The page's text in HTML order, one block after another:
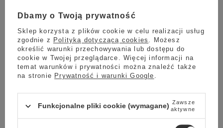
Darmowa dostawa
Chwilowo niedostępny
Ekspres do kawy illy Francis Francis Y3.3 - Biały
649,00 zł
Dbamy o Twoją prywatność
Sklep korzysta z plików cookie w celu realizacji usług
zgodnie z Polityką dotyczącą cookies . Możesz
określić warunki przechowywania lub dostępu do
cookie w Twojej przeglądarce. Więcej informacji na
temat warunków i prywatności można znaleźć także
na stronie Prywatność i warunki Google .
Funkcjonalne pliki cookie (wymagane) Zawsze
aktywne